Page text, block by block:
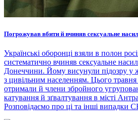
Погрожував вбити й вчиняв сексуальне
Українські оборонці взяли в полон
систематично вчиняв сексуальне
Донеччини. Йому висунули підозру у
з цивільним населенням. Цього травня
отримали й члени збройного
катування й зґвалтування в місті
Розповідаємо про ці та інші випадки